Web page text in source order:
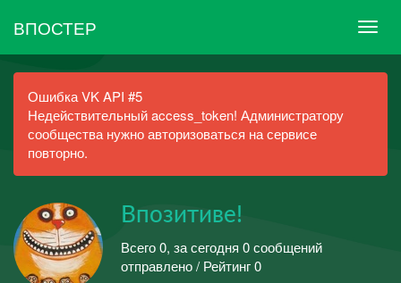
ВПОСТЕР
Ошибка VK API #5
Недействительный access_token! Администратору
сообщества нужно авторизоваться на сервисе
повторно.
Впозитиве!
Всего 0, за сегодня 0 сообщений
отправлено / Рейтинг 0